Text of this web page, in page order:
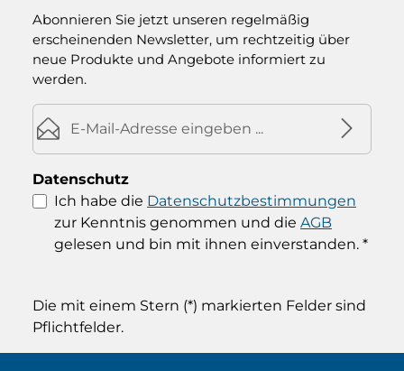
Abonnieren Sie jetzt unseren regelmäßig
erscheinenden Newsletter, um rechtzeitig über
neue Produkte und Angebote informiert zu
werden.
E-Mail-Adresse*
Datenschutz
Ich habe die Datenschutzbestimmungen
zur Kenntnis genommen und die AGB
gelesen und bin mit ihnen einverstanden. *
Die mit einem Stern (*) markierten Felder sind
Pflichtfelder.